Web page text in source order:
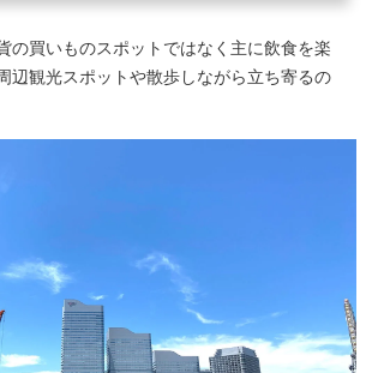
の買いものスポットではなく主に飲食を楽
辺観光スポットや散歩しながら立ち寄るの